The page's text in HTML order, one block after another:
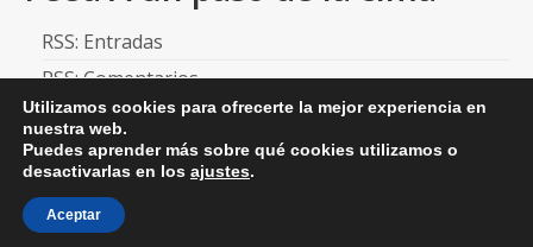
RSS: Entradas
RSS: Comentarios
© 2026 aunpasodelacima
Utilizamos cookies para ofrecerte la mejor experiencia en
nuestra web.
Puedes aprender más sobre qué cookies utilizamos o
desactivarlas en los ajustes.
Aceptar